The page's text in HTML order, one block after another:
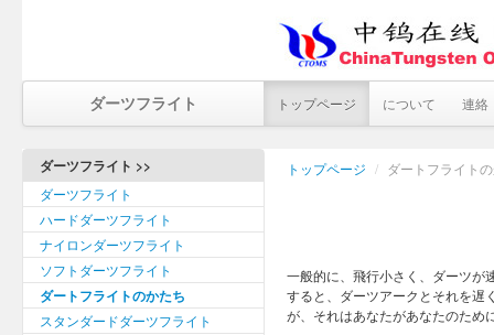
ダーツフライト トップページ について 連絡
ダーツフライト >>
ダーツフライト
ハードダーツフライト
ナイロンダーツフライト
ソフトダーツフライト
ダートフライトのかたち
スタンダードダーツフライト
トップページ / ダートフライト
一般的に、飛行小さく、ダーツが
すると、ダーツアークとそれを遅
が、それはあなたがあなたのため